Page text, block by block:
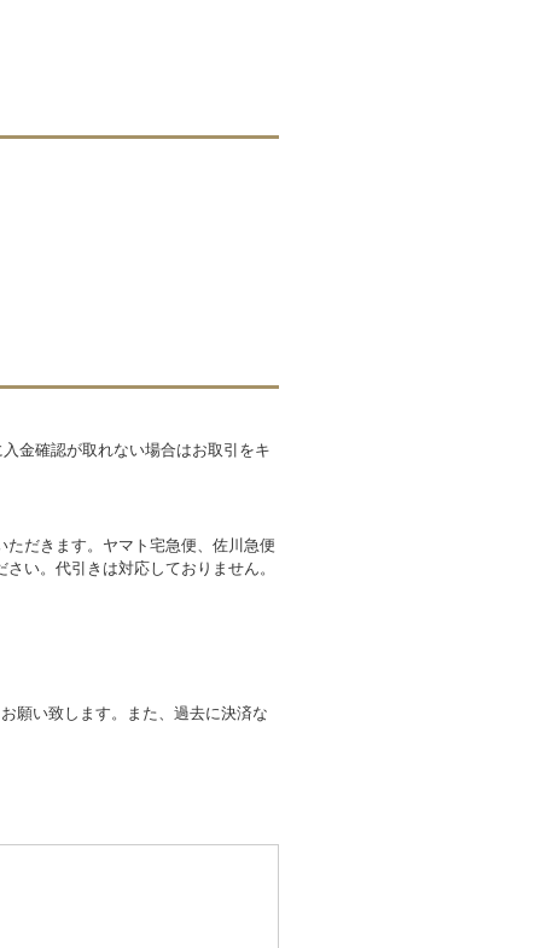
金確認が取れない場合はお取引をキ
だきます。ヤマト宅急便、佐川急便
い。代引きは対応しておりません。
願い致します。また、過去に決済な